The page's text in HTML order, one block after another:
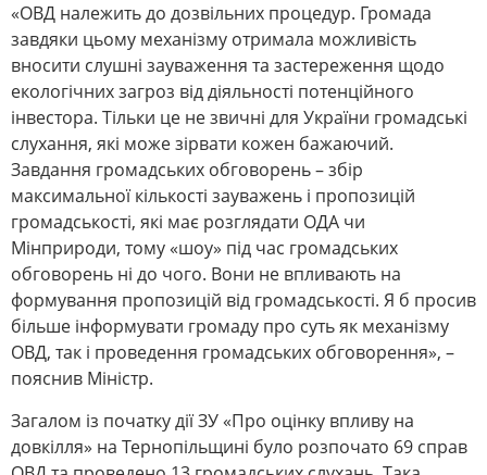
«ОВД належить до дозвільних процедур. Громада
завдяки цьому механізму отримала можливість
вносити слушні зауваження та застереження щодо
екологічних загроз від діяльності потенційного
інвестора. Тільки це не звичні для України громадські
слухання, які може зірвати кожен бажаючий.
Завдання громадських обговорень – збір
максимальної кількості зауважень і пропозицій
громадськості, які має розглядати ОДА чи
Мінприроди, тому «шоу» під час громадських
обговорень ні до чого. Вони не впливають на
формування пропозицій від громадськості. Я б просив
більше інформувати громаду про суть як механізму
ОВД, так і проведення громадських обговорення», –
пояснив Міністр.
Загалом із початку дії ЗУ «Про оцінку впливу на
довкілля» на Тернопільщині було розпочато 69 справ